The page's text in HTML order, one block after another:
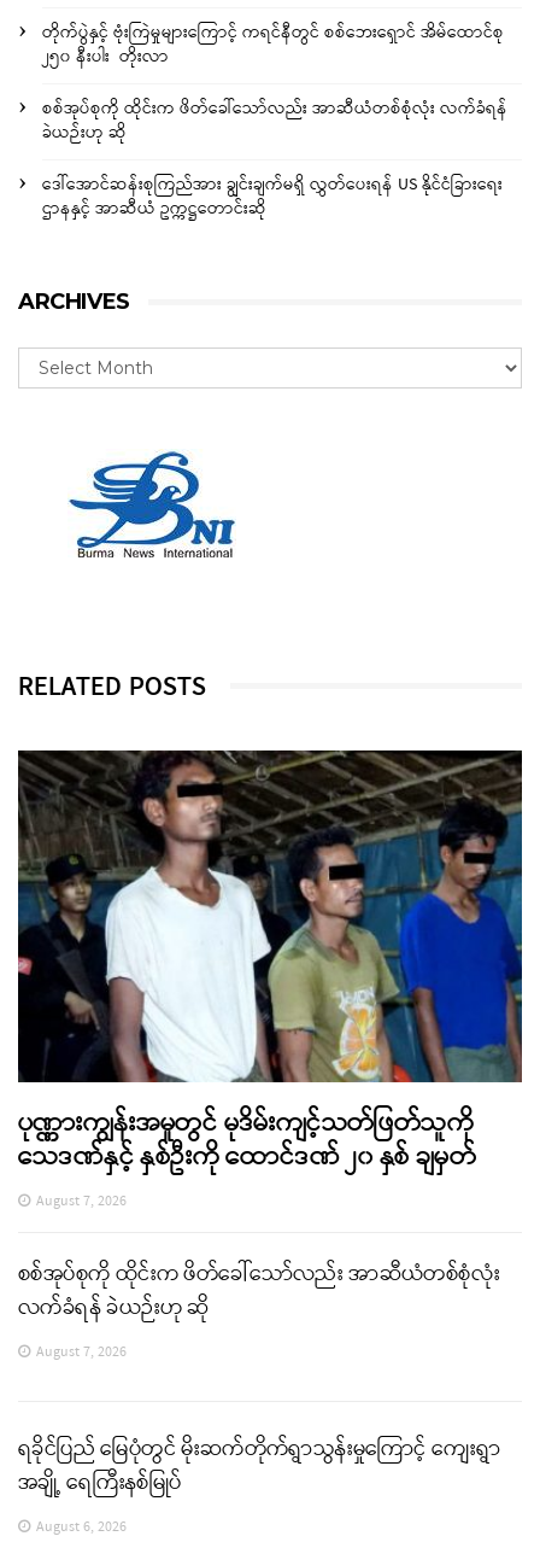
တိုက်ပွဲနှင့် ဗုံးကြဲမှုများကြောင့် ကရင်နီတွင် စစ်ဘေးရှောင် အိမ်ထောင်စု
၂၅၀ နီးပါး တိုးလာ
စစ်အုပ်စုကို ထိုင်းက ဖိတ်ခေါ်သော်လည်း အာဆီယံတစ်စုံလုံး လက်ခံရန်
ခဲယဉ်းဟု ဆို
ဒေါ်အောင်ဆန်းစုကြည်အား ချွင်းချက်မရှိ လွှတ်ပေးရန် US နိုင်ငံခြားရေး
ဌာနနှင့် အာဆီယံ ဥက္ကဋ္ဌတောင်းဆို
ARCHIVES
RELATED POSTS
ပုဏ္ဏားကျွန်းအမှုတွင် မုဒိမ်းကျင့်သတ်ဖြတ်သူကို
သေဒဏ်နှင့် နှစ်ဦးကို ထောင်ဒဏ် ၂၀ နှစ် ချမှတ်
August 7, 2026
စစ်အုပ်စုကို ထိုင်းက ဖိတ်ခေါ်သော်လည်း အာဆီယံတစ်စုံလုံး
လက်ခံရန် ခဲယဉ်းဟု ဆို
August 7, 2026
ရခိုင်ပြည် မြေပုံတွင် မိုးဆက်တိုက်ရွာသွန်းမှုကြောင့် ကျေးရွာ
အချို့ ရေကြီးနစ်မြုပ်
August 6, 2026